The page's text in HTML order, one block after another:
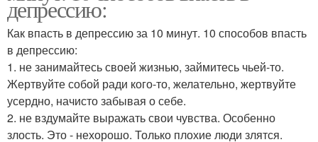
депрессию:
Как впасть в депрессию за 10 минут. 10 способов впасть
в депрессию:
1. не занимайтесь своей жизнью, займитесь чьей-то.
Жертвуйте собой ради кого-то, желательно, жертвуйте
усердно, начисто забывая о себе.
2. не вздумайте выражать свои чувства. Особенно
злость. Это - нехорошо. Только плохие люди злятся.